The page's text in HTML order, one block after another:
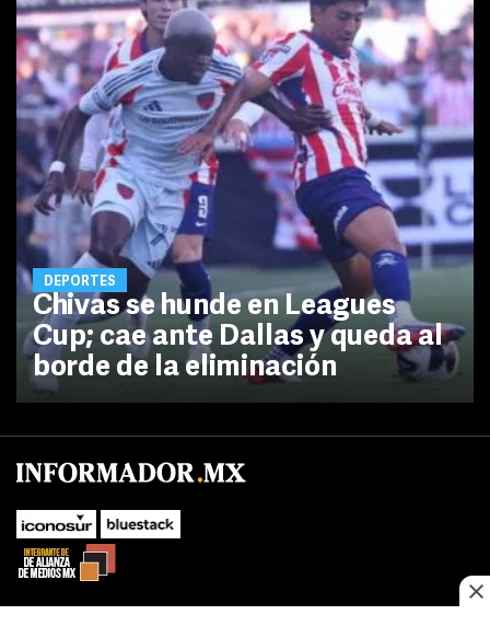
DEPORTES
Chivas se hunde en Leagues
Cup; cae ante Dallas y queda al
borde de la eliminación